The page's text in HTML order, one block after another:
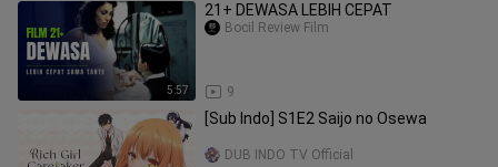
5:57
21+ DEWASA LEBIH CEPAT
9
Bocil Review Film
[Sub ‎Indo]‎ S1E2‎ Saijo‎ no‎ Osewa‎ ‎ ‎ ‎ ‎ ‎ ‎ ‎ ‎ ‎ ‎ ‎ ‎ ‎ ‎ ‎ ‎
DUB INDO TV Official